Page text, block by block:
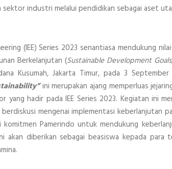
industri melalui pendidikan sebagai aset
(IEE) Series 2023 senantiasa mendukung
Berkelanjutan (Sustainable Development Goals
Kusumah, Jakarta Timur, pada 3
ini merupakan ajang memperluas
yang hadir pada IEE Series 2023. Kegiatan ini
mengenai implementasi keberlanjutan
komitmen Pamerindo untuk mendukung
diberikan sebagai beasiswa kepada para